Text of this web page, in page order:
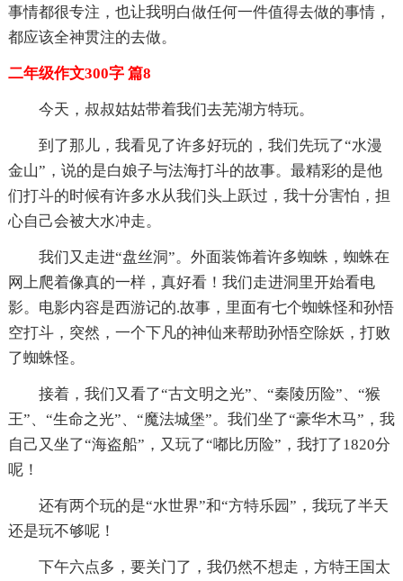
事情都很专注，也让我明白做任何一件值得去做的事情，
都应该全神贯注的去做。
二年级作文300字 篇8
今天，叔叔姑姑带着我们去芜湖方特玩。
到了那儿，我看见了许多好玩的，我们先玩了“水漫
金山”，说的是白娘子与法海打斗的故事。最精彩的是他
们打斗的时候有许多水从我们头上跃过，我十分害怕，担
心自己会被大水冲走。
我们又走进“盘丝洞”。外面装饰着许多蜘蛛，蜘蛛在
网上爬着像真的一样，真好看！我们走进洞里开始看电
影。电影内容是西游记的.故事，里面有七个蜘蛛怪和孙悟
空打斗，突然，一个下凡的神仙来帮助孙悟空除妖，打败
了蜘蛛怪。
接着，我们又看了“古文明之光”、“秦陵历险”、“猴
王”、“生命之光”、“魔法城堡”。我们坐了“豪华木马”，我
自己又坐了“海盗船”，又玩了“嘟比历险”，我打了1820分
呢！
还有两个玩的是“水世界”和“方特乐园”，我玩了半天
还是玩不够呢！
下午六点多，要关门了，我仍然不想走，方特王国太